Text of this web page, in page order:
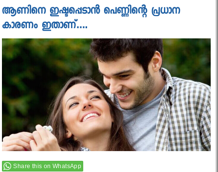
ആണിനെ ഇഷ്ടപ്പെടാൻ പെണ്ണിന്റെ പ്രധാന
കാരണം ഇതാണ്….
Share this on WhatsApp